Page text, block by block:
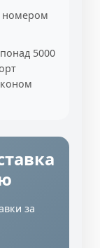
номером
5000
за